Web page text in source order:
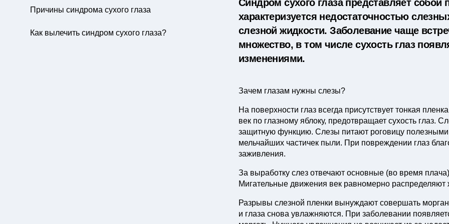
Причины синдрома сухого глаза
Как вылечить синдром сухого глаза?
Синдром сухого глаза представляет собой
характеризуется недостаточностью
слезной жидкости. Заболевание чаще
множество, в том числе сухость глаз
изменениями.
Зачем глазам нужны слезы?
На поверхности глаз всегда присутствует тонкая
век по глазному яблоку, предотвращает сухость глаз.
защитную функцию. Слезы питают роговицу
мельчайших частичек пыли. При повреждении глаз
заживления.
За выработку слез отвечают основные (во время
Мигательные движения век равномерно распределяют
Разрывы слезной пленки вынуждают совершать
и глаза снова увлажняются. При заболевании